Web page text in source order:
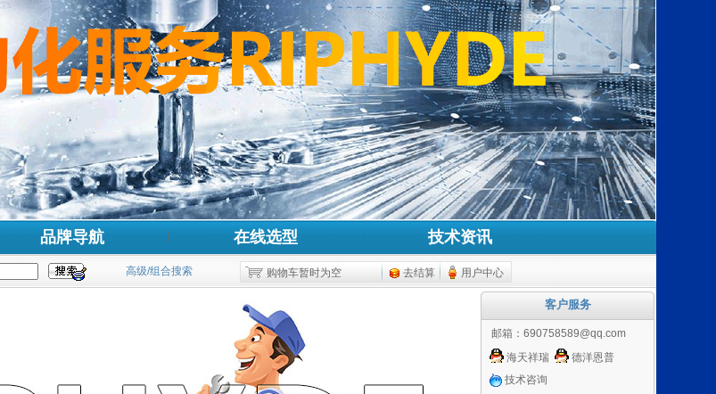
品牌导航 在线选型 技术资讯
高级/组合搜索 购物车暂时为空 去结算 用户中心
客户服务
邮箱： 690758589@qq.com
海天祥瑞
德洋恩普
技术咨询